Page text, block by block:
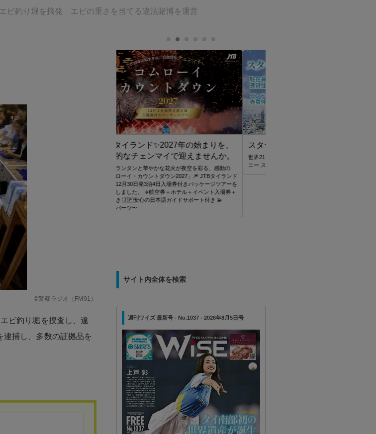
ビ釣り堀を摘発 エビの重さを当てる違法賭博を運営
©警察ラジオ（FM91）
ビ釣り堀を捜査し、違
捕し、多数の証拠品を
ンド✨2027年の始まりを、
チェンマイで迎えませんか。
ンと華やかな花火が夜空を彩る、感動の
イ・カウントダウン2027」🎆 JTBタイランド
30日発3泊4日入場券付きパッケージツアーを
した。 ✈️航空券＋ホテル＋イベント入場券＋
安心の日本語ガイドサポート付き 💫
〜
スターツ タイランド
世界21ヶ国34拠点 海外不動産のリーディングカンパ
ニー スターツ
サイト内全体を検索
週刊ワイズ 最新号 - No.1037 - 2026年8月5日号